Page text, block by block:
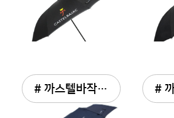
# 까스텔바작 3단 수동 우산